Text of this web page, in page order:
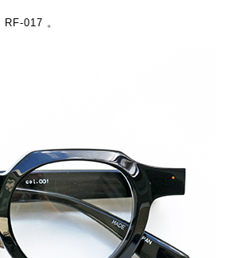
RF-017 。